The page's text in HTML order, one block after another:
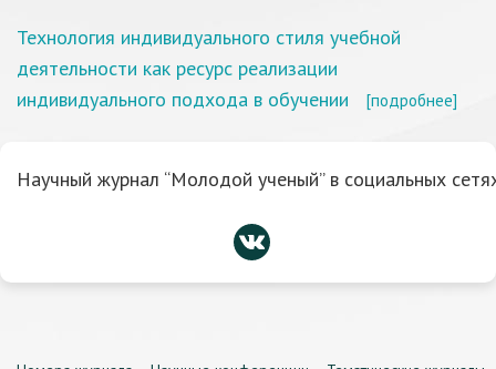
Технология индивидуального стиля учебной
деятельности как ресурс реализации
индивидуального подхода в обучении
[подробнее]
Научный журнал “Молодой ученый” в социальных